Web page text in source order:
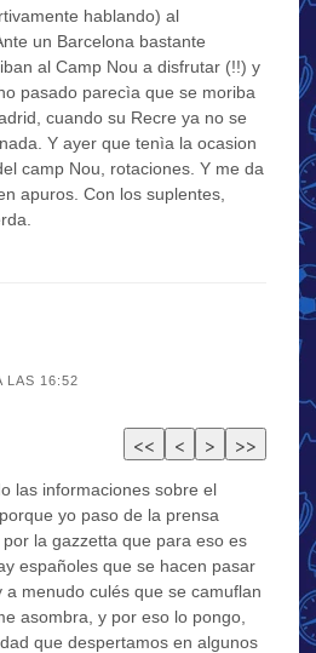
hablando) al
un Barcelona bastante
al Camp Nou a disfrutar (!!) y
pasado parecìa que se moriba
cuando su Recre ya no se
Y ayer que tenìa la ocasion
camp Nou, rotaciones. Y me da
apuros. Con los suplentes,
LAS 16:52
las informaciones sobre el
yo paso de la prensa
la gazzetta que para eso es
españoles que se hacen pasar
a menudo culés que se camuflan
asombra, y por eso lo pongo,
que despertamos en algunos